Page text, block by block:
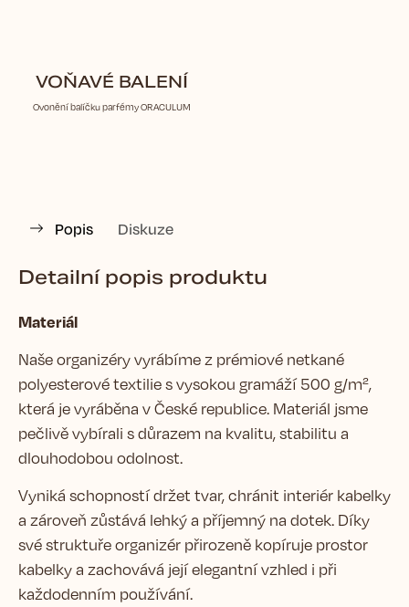
VOŇAVÉ BALENÍ
Ovonění balíčku parfémy ORACULUM
Popis Diskuze
Detailní popis produktu
Materiál
Naše organizéry vyrábíme z prémiové netkané
polyesterové textilie s vysokou gramáží 500 g/m²,
která je vyráběna v České republice. Materiál jsme
pečlivě vybírali s důrazem na kvalitu, stabilitu a
dlouhodobou odolnost.
Vyniká schopností držet tvar, chránit interiér kabelky
a zároveň zůstává lehký a příjemný na dotek. Díky
své struktuře organizér přirozeně kopíruje prostor
kabelky a zachovává její elegantní vzhled i při
každodenním používání.